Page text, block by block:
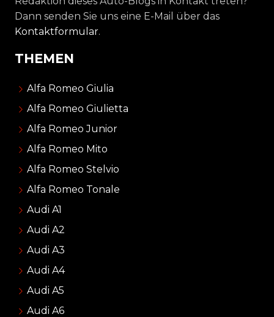
Dann senden Sie uns eine E-Mail über das
Kontaktformular.
THEMEN
Alfa Romeo Giulia
Alfa Romeo Giulietta
Alfa Romeo Junior
Alfa Romeo Mito
Alfa Romeo Stelvio
Alfa Romeo Tonale
Audi A1
Audi A2
Audi A3
Audi A4
Audi A5
Audi A6